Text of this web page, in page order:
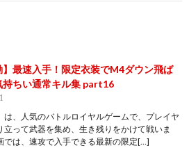
】最速入手！限定衣装でM4ダウン飛ば
持ちい通常キル集 part16
は、人気のバトルロイヤルゲームで、プレイヤ
立って武器を集め、生き残りをかけて戦いま
では、速攻で入手できる最新の限定[…]